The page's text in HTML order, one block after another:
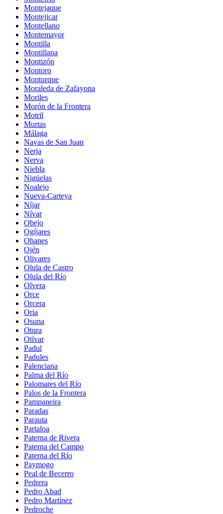
Montejaque
Montejicar
Montellano
Montemayor
Montilla
Montillana
Montizón
Montoro
Monturque
Moraleda de Zafayona
Moriles
Morón de la Frontera
Motril
Murtas
Málaga
Navas de San Juan
Nerja
Nerva
Niebla
Nigüelas
Noalejo
Nueva-Carteya
Níjar
Nívar
Obejo
Ogíjares
Ohanes
Ojén
Olivares
Olula de Castro
Olula del Río
Olvera
Orce
Orcera
Oria
Osuna
Otura
Otívar
Padul
Padules
Palenciana
Palma del Río
Palomares del Río
Palos de la Frontera
Pampaneira
Paradas
Parauta
Partaloa
Paterna de Rivera
Paterna del Campo
Paterna del Río
Paymogo
Peal de Becerro
Pedrera
Pedro Abad
Pedro Martínez
Pedroche